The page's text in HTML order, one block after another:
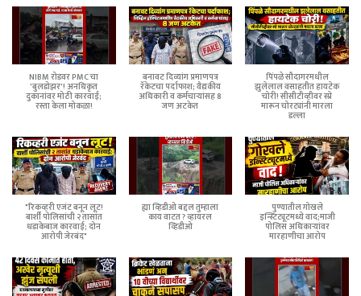
NIBM रोडवर PMC चा
'बुलडोझर'! अनधिकृत
दुकानांवर मोठी कारवाई;
रस्ता केला मोकळा!
बनावट दिव्यांग प्रमाणपत्र
रॅकेटचा पर्दाफाश; वैद्यकीय
अधिकारी व कर्मचाऱ्यांसह 8
जण अटकेत
पिंपळे सौदागरमधील
झुलेलाल वसाहतीत हायटेक
चोरी! सीसीटीव्हीवर स्प्रे
मारून चोरट्यांनी मारला
डल्ला
"रिकव्हरी एजंट बनून लूट!
बार्शी पोलिसांची २ तासांत
धडाकेबाज कारवाई; दोन
आरोपी जेरबंद"
ह्या व्हिडीओ बद्दल तुम्हाला
काय वाटत ? व्हायरल
व्हिडीओ
पुण्यातील गोखले
इन्स्टिट्यूटमध्ये वाद;माजी
पोलिस अधिकाऱ्यांवर
मारहाणीचा आरोप